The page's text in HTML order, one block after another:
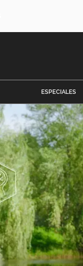
ESPECIALES